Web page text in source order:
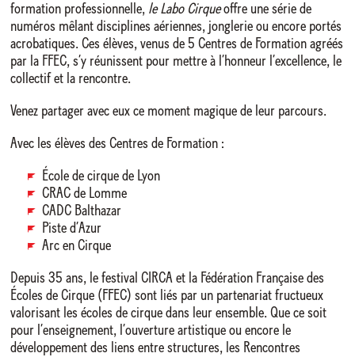
formation professionnelle, le Labo Cirqueoffre une série de
numéros mêlant disciplines aériennes, jonglerie ou encore portés
acrobatiques. Ces élèves, venus de 5 Centres de Formation agréés
par la FFEC, s’y réunissent pour mettre à l’honneur l’excellence, le
collectif et la rencontre.
Venez partager avec eux ce moment magique de leur parcours.
Avec les élèves des Centres de Formation :
École de cirque de Lyon
CRAC de Lomme
CADC Balthazar
Piste d’Azur
Arc en Cirque
Depuis 35 ans, le festival CIRCA et la Fédération Française des
Écoles de Cirque (FFEC) sont liés par un partenariat fructueux
valorisant les écoles de cirque dans leur ensemble. Que ce soit
pour l’enseignement, l’ouverture artistique ou encore le
développement des liens entre structures, les Rencontres